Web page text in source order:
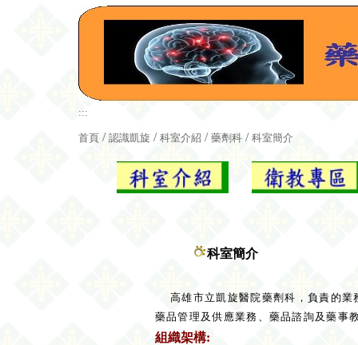
:::
首頁 / 認識凱旋 / 科室介紹 / 藥劑科 / 科室簡介
科室簡介
高雄市立凱旋醫院藥劑科，負責的
藥品管理及供應業務、藥品諮詢及藥事
組織架構: